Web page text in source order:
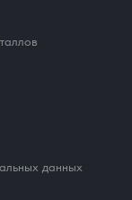
данных